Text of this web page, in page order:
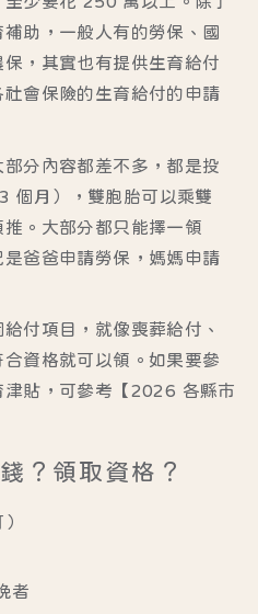
助，一般人有的勞保、國
，其實也有提供生育給付
會保險的生育給付的申請
分內容都差不多，都是投
個月），雙胞胎可以乘雙
。大部分都只能擇一領
爸爸申請勞保，媽媽申請
付項目，就像喪葬給付、
資格就可以領。如果要參
津貼 ，可參考 【2026 各縣市
？領取資格？
者